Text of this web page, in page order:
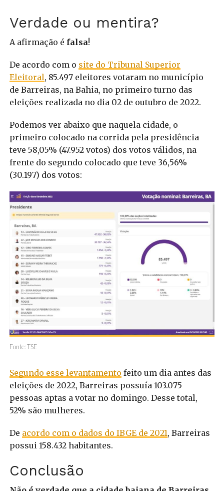
Verdade ou mentira?
A afirmação é falsa!
De acordo com o site do Tribunal Superior
Eleitoral, 85.497 eleitores votaram no município
de Barreiras, na Bahia, no primeiro turno das
eleições realizada no dia 02 de outubro de 2022.
Podemos ver abaixo que naquela cidade, o
primeiro colocado na corrida pela presidência
teve 58,05% (47.952 votos) dos votos válidos, na
frente do segundo colocado que teve 36,56%
(30.197) dos votos:
Fonte: TSE
Segundo esse levantamento feito um dia antes das
eleições de 2022, Barreiras possuía 103.075
pessoas aptas a votar no domingo. Desse total,
52% são mulheres.
De acordo com o dados do IBGE de 2021, Barreiras
possui 158.432 habitantes.
Conclusão